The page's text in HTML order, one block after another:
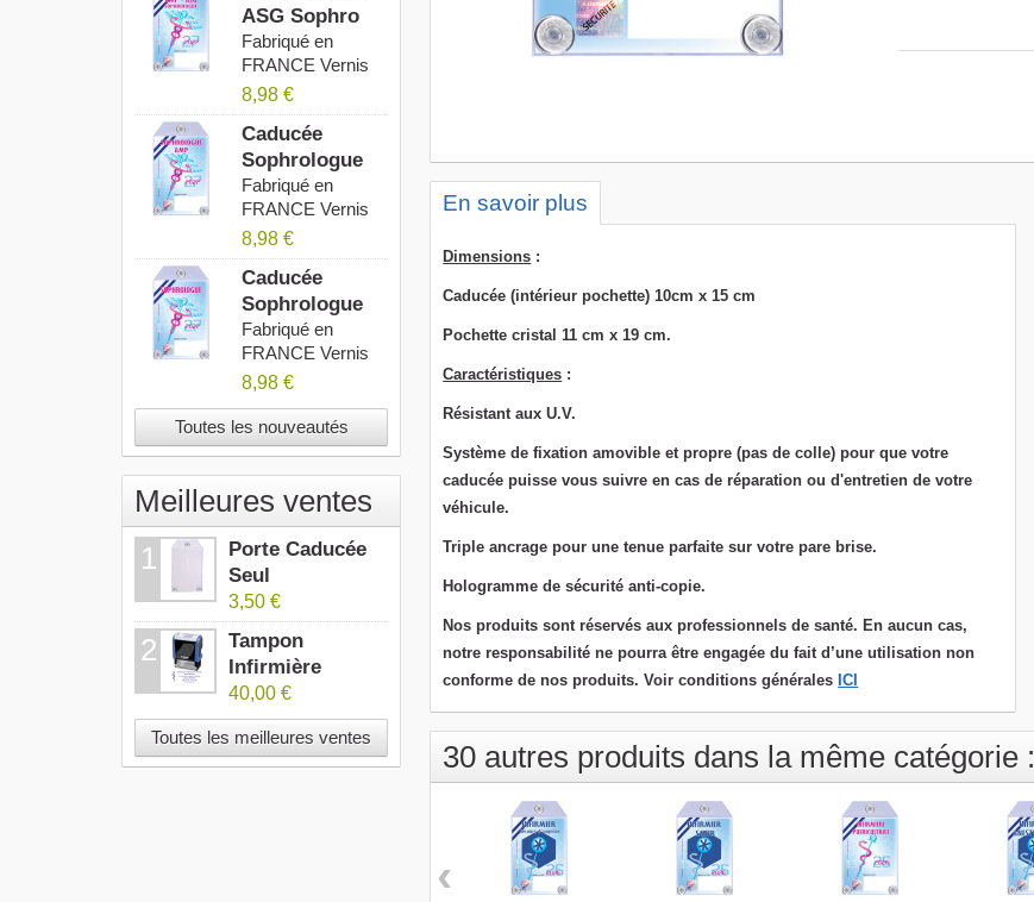
ASG Sophro
2027
Fabriqué en
FRANCE Vernis
Anti UV...
8,98 €
Caducée
Sophrologue
AMP 2027
Fabriqué en
FRANCE Vernis
Anti UV...
8,98 €
Caducée
Sophrologue
2027
Fabriqué en
FRANCE Vernis
Anti UV...
8,98 €
Toutes les nouveautés
Meilleures ventes
1
Porte Caducée
Seul
3,50 €
2
Tampon
Infirmière
40,00 €
Toutes les meilleures ventes
En savoir plus
Dimensions :
Caducée (intérieur pochette) 10cm x 15 cm
Pochette cristal 11 cm x 19 cm.
Caractéristiques :
Résistant aux U.V.
Système de fixationamovible et propre (pas de colle) pour que votre
caducée puisse vous suivre en cas de réparation ou d'entretien de votre
véhicule.
Triple ancrage pour une tenue parfaite sur votre pare brise.
Hologramme de sécurité anti-copie.
Nos produits sont réservés aux professionnels de santé. En aucun cas,
notre responsabilité ne pourra être engagée du fait d’une utilisation non
conforme de nos produits. Voir conditions générales ICI
30 autres produits dans la même catégorie :
‹